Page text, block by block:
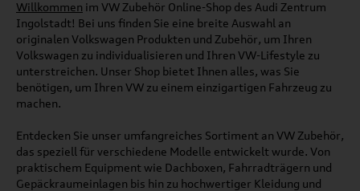
Willkommen im VW Zubehör Online-Shop des Audi Zentrum
Ingolstadt! Bei uns finden Sie eine breite Auswahl an
originalen Volkswagen Produkten und Zubehör, um Ihren
Volkswagen zu individualisieren und Ihren VW-Lifestyle zu
unterstreichen. Unser Shop bietet Ihnen alles, was Sie
benötigen, um Ihren VW zu einem einzigartigen Fahrzeug zu
machen.
Entdecken Sie unser umfangreiches Sortiment an VW Zubehör,
das speziell für verschiedene Modelle entwickelt wurde. Von
praktischem Equipment wie Dachboxen, Fahrradträgern und
Gepäckraumeinlagen bis hin zu hochwertiger Kleidung und